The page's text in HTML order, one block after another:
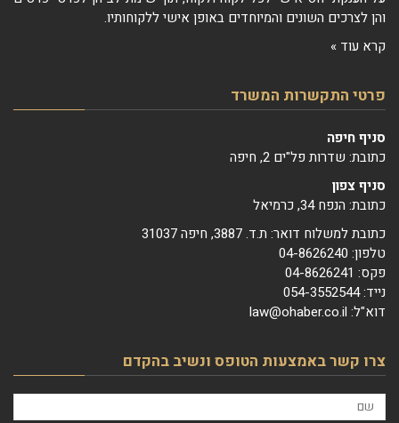
והן לצרכים השונים והמיוחדים באופן אישי ללקוחותיו.
קרא עוד »
פרטי התקשרות המשרד
סניף חיפה
כתובת: שדרות פל"ים 2, חיפה
סניף צפון
כתובת: הנפח 34, כרמיאל
כתובת למשלוח דואר: ת.ד. 3887, חיפה 31037
טלפון: 04-8626240
פקס: 04-8626241
נייד: 054-3552544
דוא"ל: law@ohaber.co.il
צרו קשר באמצעות הטופס ונשיב בהקדם
שם